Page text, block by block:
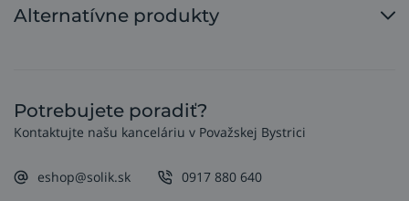
Alternatívne produkty
Potrebujete poradiť?
Kontaktujte našu kanceláriu v Považskej Bystrici
eshop@solik.sk 0917 880 640